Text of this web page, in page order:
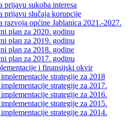
prijavu sukoba interesa
prijavu slučaja korupcije
razvoja općine Jablanica 2021.-2027.
plan za 2020. godinu
plan za 2019. godinu
plan za 2018. godine
plan za 2017. godinu
i finansijski okvir
strategije za 2018
strategije za 2017.
strategije za 2016.
strategije za 2015.
strategije za 2014.